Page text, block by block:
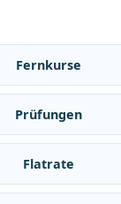
Fernkurse
Prüfungen
Flatrate